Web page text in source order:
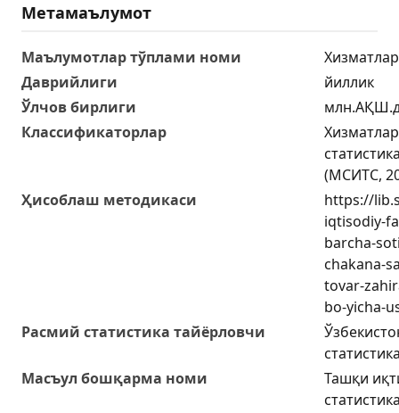
Метамаълумот
Маълумотлар тўплами номи
Даврийлиги
йиллик
Ўлчов бирлиги
Классификаторлар
(МСИТС,
Ҳисоблаш методикаси
https://
iqtisodiy-
barcha-
chakana-
tovar-
bo-yicha-
Расмий статистика тайёрловчи
Масъул бошқарма номи
Ташқи